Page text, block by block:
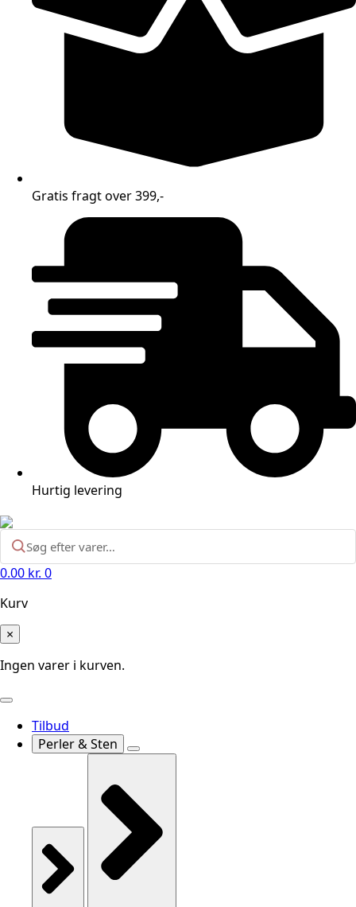
Gratis fragt over 399,-
Hurtig levering
0.00 kr. 0
Kurv
×
Ingen varer i kurven.
Tilbud
Perler & Sten